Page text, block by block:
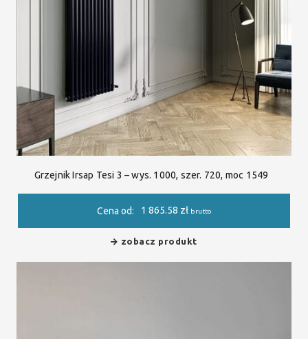
Grzejnik Irsap Tesi 3 – wys. 1000, szer. 720, moc 1549
Cena od: 1 865.58 zł brutto
zobacz produkt